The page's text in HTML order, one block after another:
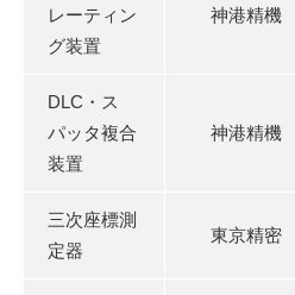
レーティン
グ装置
神港精機
DLC・ス
パッタ複合
装置
神港精機
三次座標測
定器
東京精密